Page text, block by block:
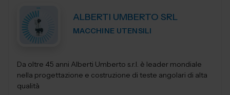
ALBERTI UMBERTO SRL
MACCHINE UTENSILI
Da oltre 45 anni Alberti Umberto s.r.l. è leader mondiale
nella progettazione e costruzione di teste angolari di alta
qualità